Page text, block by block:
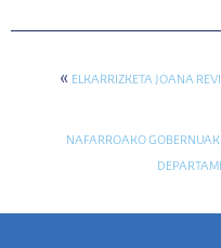
« ELKARRIZKETA JOANA
NAFARROAKO